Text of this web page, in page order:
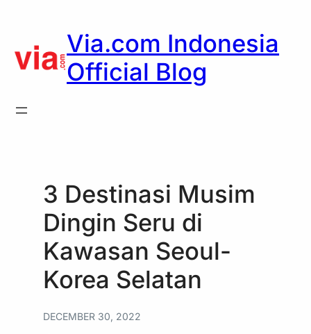
content
Via.com Indonesia
Official Blog
3 Destinasi Musim
Dingin Seru di
Kawasan Seoul-
Korea Selatan
DECEMBER 30, 2022